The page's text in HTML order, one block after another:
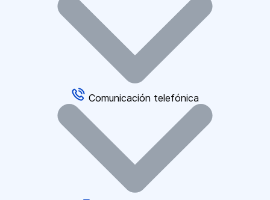
Comunicación telefónica